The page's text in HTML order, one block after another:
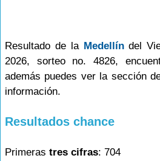
Resultado de la Medellíndel
2026, sorteo no. 4826,
además puedes ver la sección
información.
Resultados chance
Primeras tres cifras: 704